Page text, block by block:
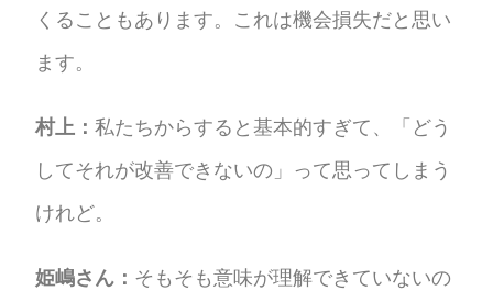
くることもあります。これは機会損失だと思い
ます。
村上：私たちからすると基本的すぎて、「どう
してそれが改善できないの」って思ってしまう
けれど。
姫嶋さん： そもそも意味が理解できていないの